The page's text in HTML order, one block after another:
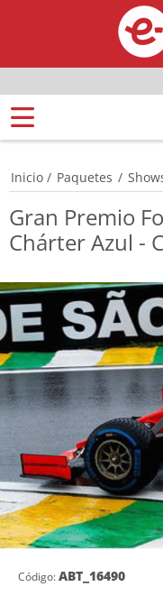
Inicio / Paquetes /
Gran Premio
Chárter Azul -
Código:ABT_16490